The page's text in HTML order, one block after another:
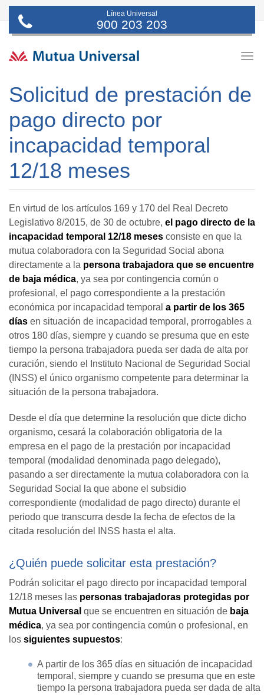
Línea Universal
900 203 203
Solicitud de prestación de
pago directo por
incapacidad temporal
12/18 meses
En virtud de los artículos 169 y 170 del Real Decreto
Legislativo 8/2015, de 30 de octubre, el pago directo de la
incapacidad temporal 12/18 meses consiste en que la
mutua colaboradora con la Seguridad Social abona
directamente a la persona trabajadora que se encuentre
de baja médica, ya sea por contingencia común o
profesional, el pago correspondiente a la prestación
económica por incapacidad temporal a partir de los 365
días en situación de incapacidad temporal, prorrogables a
otros 180 días, siempre y cuando se presuma que en este
tiempo la persona trabajadora pueda ser dada de alta por
curación, siendo el Instituto Nacional de Seguridad Social
(INSS) el único organismo competente para determinar la
situación de la persona trabajadora.
Desde el día que determine la resolución que dicte dicho
organismo, cesará la colaboración obligatoria de la
empresa en el pago de la prestación por incapacidad
temporal (modalidad denominada pago delegado),
pasando a ser directamente la mutua colaboradora con la
Seguridad Social la que abone el subsidio
correspondiente (modalidad de pago directo) durante el
periodo que transcurra desde la fecha de efectos de la
citada resolución del INSS hasta el alta.
¿Quién puede solicitar esta prestación?
Podrán solicitar el pago directo por incapacidad temporal
12/18 meses las personas trabajadoras protegidas por
Mutua Universal que se encuentren en situación de baja
médica, ya sea por contingencia común o profesional, en
los siguientes supuestos:
A partir de los 365 días en situación de incapacidad
temporal, siempre y cuando se presuma que en este
tiempo la persona trabajadora pueda ser dada de alta